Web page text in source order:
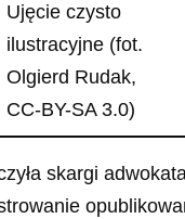
Ujęcie czysto
ilustracyjne (fot.
Olgierd Rudak,
CC-BY-SA 3.0)
skargi